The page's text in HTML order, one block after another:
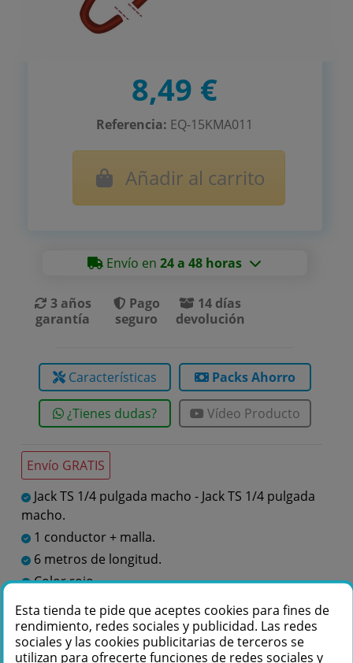
Envío GRATIS
Jack TS 1/4 pulgada macho - Jack TS 1/4 pulgada
macho.
1 conductor + malla.
6 metros de longitud.
Color rojo.
Color rojo.
Te podemos ayudar
8,49 €
Referencia: EQ-15KMA011
Añadir al carrito
Envío en24 a 48 horas
3 años
garantía
Pago
seguro
14 días
devolución
Características Packs Ahorro
¿Tienes dudas? Vídeo Producto
Esta tienda te pide que aceptes cookies para fines de
rendimiento, redes sociales y publicidad. Las redes
sociales y las cookies publicitarias de terceros se
utilizan para ofrecerte funciones de redes sociales y